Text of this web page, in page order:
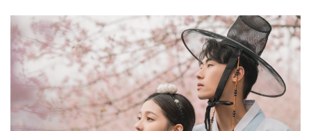
照片更有冬季氣氛感）在進場或拍攝瞬間撒上少量人造雪或
細小銀粉（攝影棚/宴客場地可控），能提升「雪落星塵」效
果。使用暖光巢狀補光（如黃金色燈片）搭配冷日光，能創
造聖誕燈飾般的溫度。加上一點聖誕元素：一朵簡約的金色
或深紅胸花、或手捧小束松針與金屬裝飾的花束，既節慶又
不搶鏡。【 預約建議 與 專屬服務 】Queena 精選冬季禮服
數量有限，部分款式為限量進口或熱門款式。若您被其中任
鑽像星塵落在緞面上，每一顆都是工藝師慢慢排、慢慢縫上
去的溫度。穿上之後的妳，不需要任何背景、也不需要任何
道具——妳本身就是現場的亮點。攝影機會愛妳，賓客會忘記
眨眼，而妳會在心裡默默想：「我真的值得這麼漂亮。」這
件適合：需要登場感、需要氣勢、需要穿出“女王駕到”的
婚禮主角。近看才知道，原來亮度可以這麼高級Casablanca
的亮，是肉眼看到會感動的那種。閃爍的細光把「月光 × 霧
靜的奢華」。柔霧蕾絲像晨光灑落在大教堂的立面，沒有浮
誇，卻極度迷人。法式蕾絲手工密織每一片花紋柔軟細膩，
輕輕貼著膚色，像天然自帶濾鏡的光暈。經典皇室蓬裙線條
穿上後會瞬間擁有「不需要刻意，就自然被注視的氣場」。
氣勢十足的長頭紗曳地延伸的蕾絲花邊，把整條走道都變成
你的舞台。｜穿上後的感覺：不是夢，是鏡子裡的妳許多新